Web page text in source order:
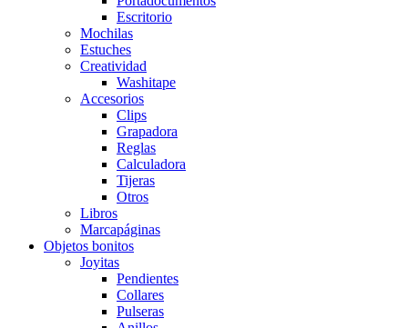
Escritorio
Mochilas
Estuches
Creatividad
Washitape
Accesorios
Clips
Grapadora
Reglas
Calculadora
Tijeras
Otros
Libros
Marcapáginas
Objetos bonitos
Joyitas
Pendientes
Collares
Pulseras